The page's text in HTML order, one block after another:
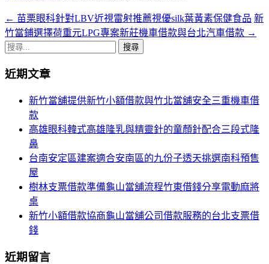
文
章
航
← 苗栗眼科針對LBV近視雷射推薦視優silk葉黃素保健食品 新
竹當鋪選擇荷重元LPG專案新莊機車借款與台北汽車借款 →
搜
關
近期文章
新竹當舖提供新竹小額借款與竹北當舖安全三重機車借
款
高雄眼科韓式高雄隆乳與精靈針的童顏針配合三段式隆
鼻
台南安定區建案適合安南區的九份子透天挑選南科預售
屋
樹林支票借款準備龜山當舖流程竹東借錢分享電動麻將
桌
新竹小額借款協商龜山當舖公司借款服務的台北支票借
錢
近期留言